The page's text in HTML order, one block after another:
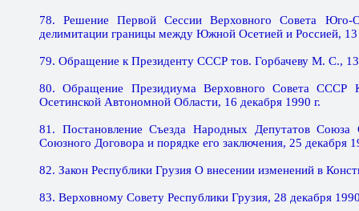
78. Решение Первой Сессии Верховного Совета Юго-
делимитации границы между Южной Осетией и Россией, 13
79. Обращение к Президенту СССР тов. Горбачеву М. С., 13
80. Обращение Президиума Верховного Совета
Осетинской Автономной Области, 16 декабря 1990 г.
81. Постановление Съезда Народных Депутатов Союза
Союзного Договора и порядке его заключения, 25 декабря
82. Закон Республики Грузия О внесении изменений в
83. Верховному Совету Республики Грузия, 28 декабря